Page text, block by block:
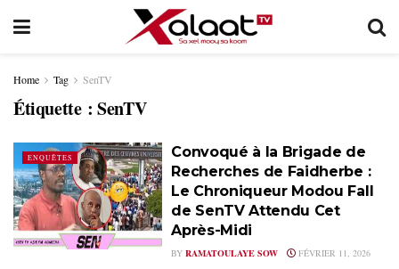
Home Tag SenTV
Étiquette :SenTV
ENQUÊTES
Convoqué à la Brigade de
Recherches de Faidherbe :
Le Chroniqueur Modou Fall
de SenTV Attendu Cet
Après-Midi
BY RAMATOULAYE SOW FÉVRIER 11, 2026